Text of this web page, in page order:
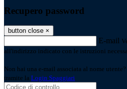
Recupero password
button close ×
E-mail
all'indirizzo indicato con le istruzioni
Non hai una e-mail associata al nome
tramite la Login Spaggiari